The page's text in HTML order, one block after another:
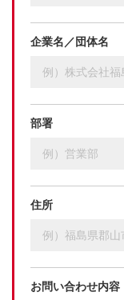
企業名／団体名
部署
住所
お問い合わせ内容